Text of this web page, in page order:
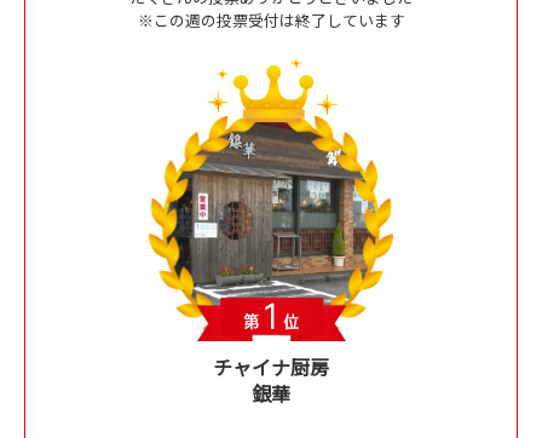
※この週の投票受付は終了しています
チャイナ厨房
銀華